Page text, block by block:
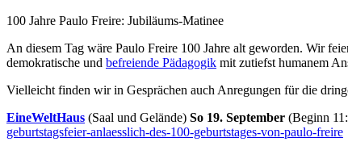
100 Jahre Paulo Freire: Jubiläums-Matinee
An diesem Tag wäre Paulo Freire 100 Jahre alt geworden. Wir
demokratische und befreiende Pädagogik mit zutiefst humanem
Vielleicht finden wir in Gesprächen auch Anregungen für die
EineWeltHaus (Saal und Gelände) So 19. September (Beginn
geburtstagsfeier-anlaesslich-des-100-geburtstages-von-paulo-freire